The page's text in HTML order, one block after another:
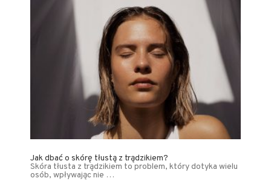
Jak dbać o skórę tłustą z trądzikiem?
Skóra tłusta z trądzikiem to problem, który dotyka wielu
osób, wpływając nie …